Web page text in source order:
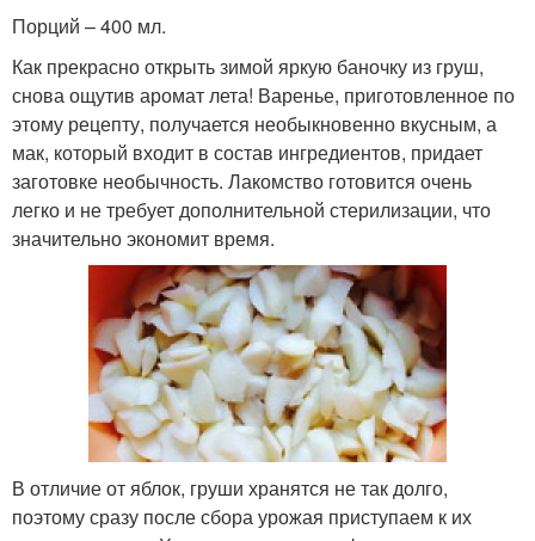
Порций – 400 мл.
Как прекрасно открыть зимой яркую баночку из груш,
снова ощутив аромат лета! Варенье, приготовленное по
этому рецепту, получается необыкновенно вкусным, а
мак, который входит в состав ингредиентов, придает
заготовке необычность. Лакомство готовится очень
легко и не требует дополнительной стерилизации, что
значительно экономит время.
В отличие от яблок, груши хранятся не так долго,
поэтому сразу после сбора урожая приступаем к их